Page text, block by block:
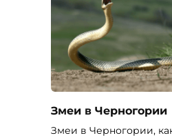
Змеи в Черногории
Змеи в Черногории,